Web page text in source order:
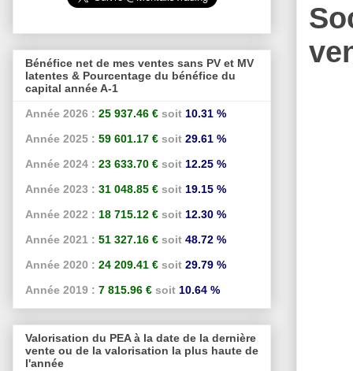
Bénéfice net de mes ventes sans PV et MV
latentes & Pourcentage du bénéfice du
capital année A-1
Année 2026 : 25 937.46 € soit 10.31 %
Année 2025 : 59 601.17 € soit 29.61 %
Année 2024 : 23 633.70 € soit 12.25 %
Année 2023 : 31 048.85 € soit 19.15 %
Année 2022 : 18 715.12 € soit 12.30 %
Année 2021 : 51 327.16 € soit 48.72 %
Année 2020 : 24 209.41 € soit 29.79 %
Année 2019 : 7 815.96 € soit 10.64 %
Valorisation du PEA à la date de la dernière
vente ou de la valorisation la plus haute de
l'année